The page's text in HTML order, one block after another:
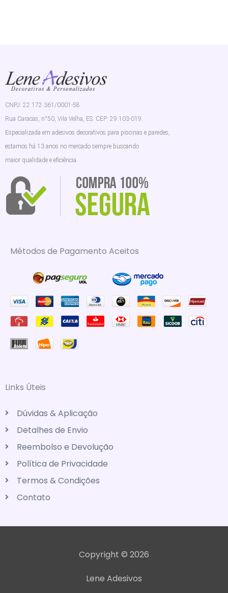
CNPJ: 22.172.361/0001-58
Rua Caracas, n°50, Vila Velha, ES. CEP: 29.103-019.
Especializada em adesivos decorativos para piscinas e paredes,
estamos há 13 anos no mercado sempre buscando
maior qualidade e eficiência.
Métodos de Pagamento Aceitos
Links Úteis
Dúvidas & Aplicação
Detalhes de Envio
Reembolso e Devolução
Política de Privacidade
Termos & Condições
Contato
Copyright © 2026
Lene Adesivos